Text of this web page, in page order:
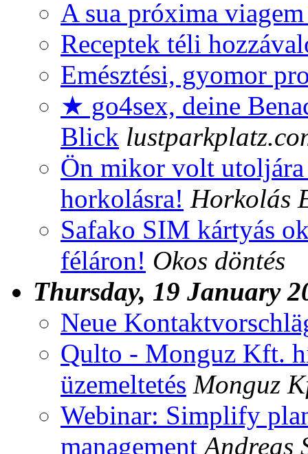
A sua próxima
Receptek téli
Emésztési, gyomor
★ go4sex, deine
Blick
Ön mikor volt utoljára
horkolásra! Horkolás
Safako SIM kártyás
féláron! Okos döntés
Thursday, 19 January
Neue
Qulto - Monguz Kft.
üzemeltetés Monguz
Webinar: Simplify
management Andreas